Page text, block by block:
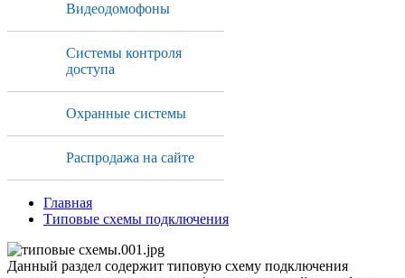
Видеодомофоны
Системы контроля
доступа
Охранные системы
Распродажа на сайте
Главная
Типовые схемы подключения
Данный раздел содержит типовую схему подключения